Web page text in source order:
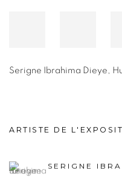
Serigne Ibrahima Dieye
ARTISTE DE
SERIGNE